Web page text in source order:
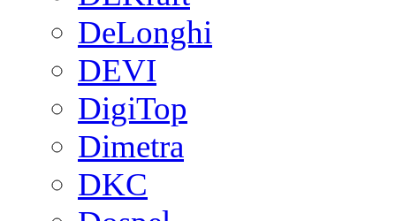
DeLonghi
DEVI
DigiTop
Dimetra
DKC